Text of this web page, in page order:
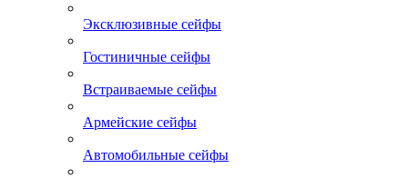
Эксклюзивные сейфы
Гостиничные сейфы
Встраиваемые сейфы
Армейские сейфы
Автомобильные сейфы